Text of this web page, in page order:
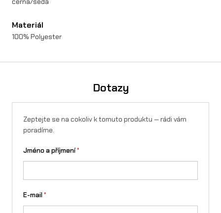
R
ž
Materiál
100% Polyester
Dotazy
Zeptejte se na cokoliv k tomuto produktu — rádi vám
poradíme.
Jméno a příjmení*
E-mail*